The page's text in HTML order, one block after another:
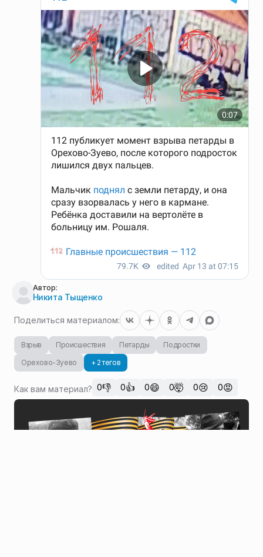
Автор:
Никита Тыщенко
Поделиться материалом:
Взрыв Происшествия Петарды
Подростки
Орехово-Зуево
+ 2 тегов
Как вам материал? 0👎 0👍 0😄 0🤯 0😢 0😡